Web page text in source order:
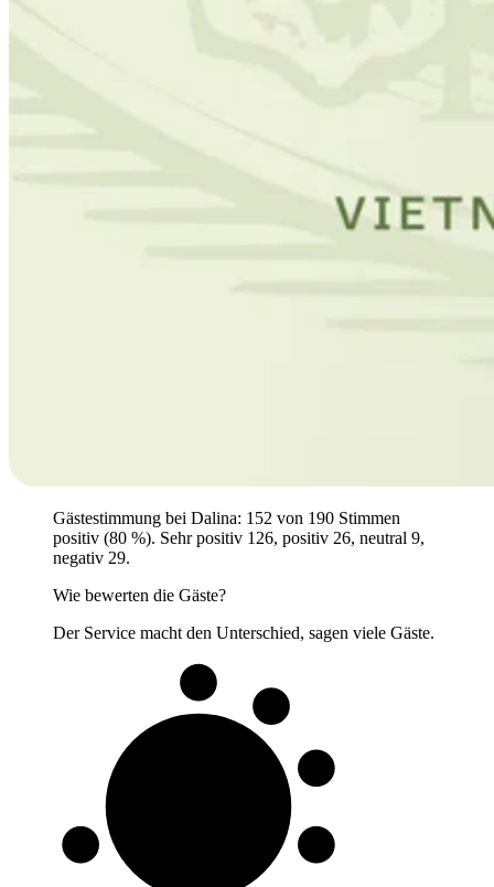
Gästestimmung bei Dalina: 152 von 190 Stimmen
positiv (80 %). Sehr positiv 126, positiv 26, neutral 9,
negativ 29.
Wie bewerten die Gäste?
Der Service macht den Unterschied, sagen viele Gäste.